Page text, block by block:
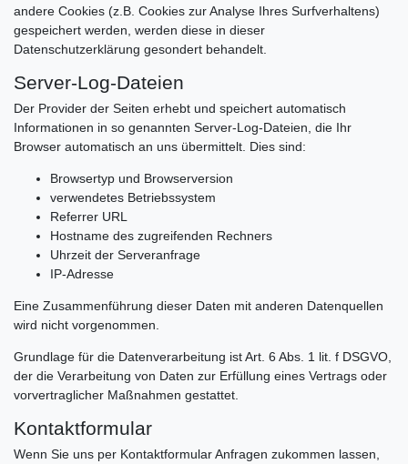
andere Cookies (z.B. Cookies zur Analyse Ihres Surfverhaltens)
gespeichert werden, werden diese in dieser
Datenschutzerklärung gesondert behandelt.
Server-Log-Dateien
Der Provider der Seiten erhebt und speichert automatisch
Informationen in so genannten Server-Log-Dateien, die Ihr
Browser automatisch an uns übermittelt. Dies sind:
Browsertyp und Browserversion
verwendetes Betriebssystem
Referrer URL
Hostname des zugreifenden Rechners
Uhrzeit der Serveranfrage
IP-Adresse
Eine Zusammenführung dieser Daten mit anderen Datenquellen
wird nicht vorgenommen.
Grundlage für die Datenverarbeitung ist Art. 6 Abs. 1 lit. f DSGVO,
der die Verarbeitung von Daten zur Erfüllung eines Vertrags oder
vorvertraglicher Maßnahmen gestattet.
Kontaktformular
Wenn Sie uns per Kontaktformular Anfragen zukommen lassen,